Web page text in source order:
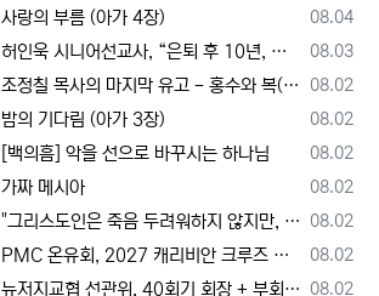
등록일
08.04
사랑의 부름 (아가 4장)
등록일
08.03
허인욱 시니어선교사, “은퇴 후 10년, 시니어를 다시 선교사로 세우는 사역에 헌신”
등록일
08.02
조정칠 목사의 마지막 유고 - 홍수와 복(福) 자(字)
등록일
08.02
밤의 기다림 (아가 3장)
등록일
08.02
[백의흠] 악을 선으로 바꾸시는 하나님
등록일
08.02
가짜 메시아
등록일
08.02
"그리스도인은 죽음 두려워하지 않지만, 살아 있는 동안 다른 사람의 유익 + 믿음의 진보 위해 살아야"
등록일
08.02
PMC 온유회, 2027 캐리비안 크루즈 전도여행 참가자 모집
등록일
08.02
뉴저지교협 선관위, 40회기 회장 + 부회장 후보 등록 + 추천 절차 공고 --- 8월 28일 등록 마감, 9월 28일 선거